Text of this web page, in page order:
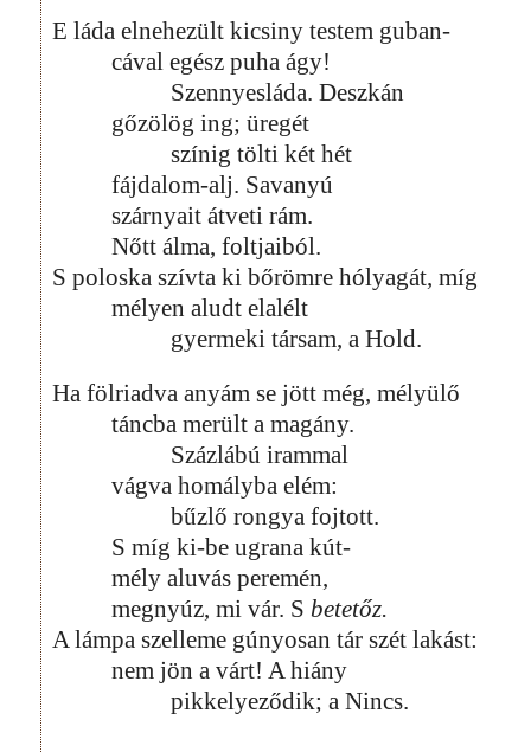
E láda elnehezült kicsiny testem guban-
cával egész puha ágy!
Szennyesláda. Deszkán
gőzölög ing; üregét
színig tölti két hét
fájdalom-alj. Savanyú
szárnyait átveti rám.
Nőtt álma, foltjaiból.
S poloska szívta ki bőrömre hólyagát, míg
mélyen aludt elalélt
gyermeki társam, a Hold.
Ha fölriadva anyám se jött még, mélyülő
táncba merült a magány.
Százlábú irammal
vágva homályba elém:
bűzlő rongya fojtott.
S míg ki-be ugrana kút-
mély aluvás peremén,
megnyúz, mi vár. S betetőz.
A lámpa szelleme gúnyosan tár szét lakást:
nem jön a várt! A hiány
pikkelyeződik; a Nincs.